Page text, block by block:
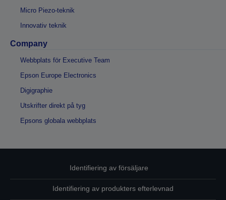
Micro Piezo-teknik
Innovativ teknik
Company
Webbplats för Executive Team
Epson Europe Electronics
Digigraphie
Utskrifter direkt på tyg
Epsons globala webbplats
Identifiering av försäljare
Identifiering av produkters efterlevnad